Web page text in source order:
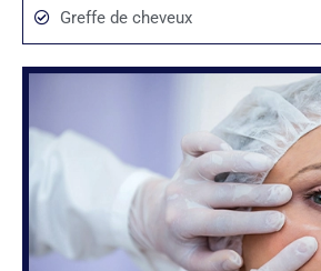
Greffe de cheveux